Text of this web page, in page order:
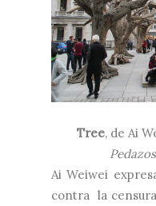
Tree, de Ai
Ai Weiwei
contra la